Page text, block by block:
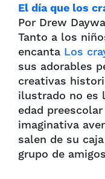
El día que los
Por Drew
Tanto a los
encanta Los
sus adorables
creativas
ilustrado no es
edad
imaginativa
salen de su
grupo de